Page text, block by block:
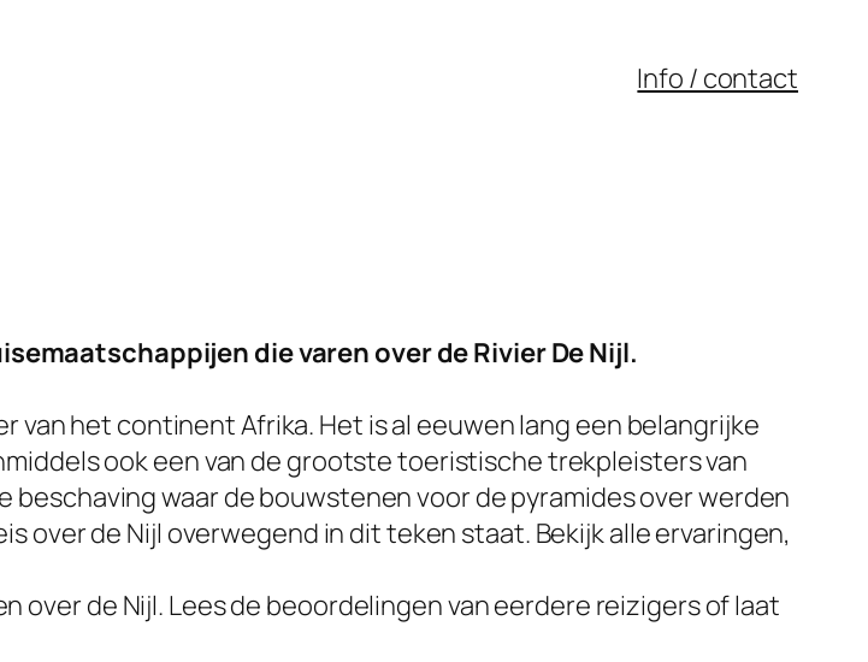
Info / contact
die varen over de Rivier De Nijl.
van het continent Afrika. Het is al eeuwen lang een belangrijke
ook een van de grootste toeristische trekpleisters van
waar de bouwstenen voor de pyramides over werden
over de Nijl overwegend in dit teken staat. Bekijk alle ervaringen,
de Nijl. Lees de beoordelingen van eerdere reizigers of laat